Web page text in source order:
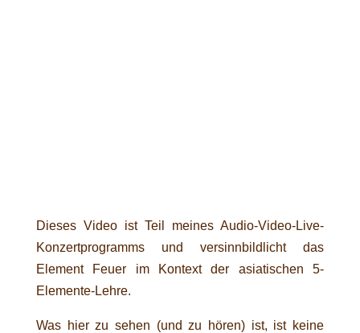
Dieses Video ist Teil meines Audio-Video-Live-
Konzertprogramms und versinnbildlicht das
Element Feuer im Kontext der asiatischen 5-
Elemente-Lehre.
Was hier zu sehen (und zu hören) ist, ist keine